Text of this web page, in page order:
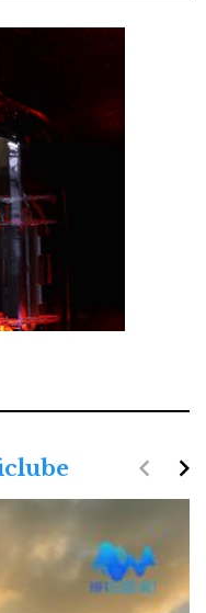
navigate_next
navigate_before